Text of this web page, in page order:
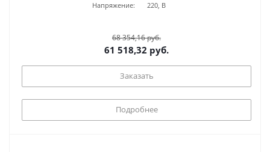
Напряжение:
220, В
68 354,16 руб.
61 518,32 руб.
Заказать
Подробнее